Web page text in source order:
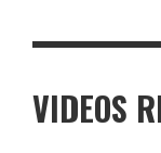
VIDEOS